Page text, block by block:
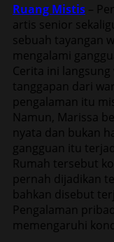
Ruang Mistis –
artis senior
sebuah tayangan
mengalami
Cerita ini
tanggapan dari
pengalaman itu
Namun, Marissa
nyata dan bukan
gangguan itu
Rumah tersebut
pernah dijadikan
bahkan disebut
Pengalaman
memengaruhi